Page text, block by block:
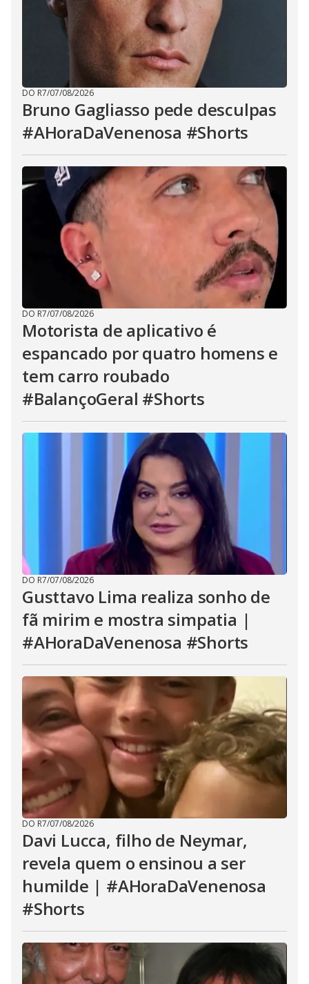
DO R7/07/08/2026
Bruno Gagliasso pede desculpas
#AHoraDaVenenosa #Shorts
DO R7/07/08/2026
Motorista de aplicativo é
espancado por quatro homens e
tem carro roubado
#BalançoGeral #Shorts
DO R7/07/08/2026
Gusttavo Lima realiza sonho de
fã mirim e mostra simpatia |
#AHoraDaVenenosa #Shorts
DO R7/07/08/2026
Davi Lucca, filho de Neymar,
revela quem o ensinou a ser
humilde | #AHoraDaVenenosa
#Shorts